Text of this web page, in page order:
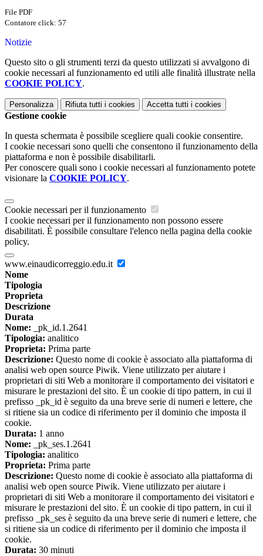
File PDF
Contatore click: 57
Notizie
Questo sito o gli strumenti terzi da questo utilizzati si avvalgono di
cookie necessari al funzionamento ed utili alle finalità illustrate nella
COOKIE POLICY.
Personalizza Rifiuta tutti i cookies Accetta tutti i cookies
Gestione cookie
In questa schermata è possibile scegliere quali cookie consentire.
I cookie necessari sono quelli che consentono il funzionamento della
piattaforma e non è possibile disabilitarli.
Per conoscere quali sono i cookie necessari al funzionamento potete
visionare la COOKIE POLICY.
Cookie necessari per il funzionamento
I cookie necessari per il funzionamento non possono essere
disabilitati. È possibile consultare l'elenco nella pagina della cookie
policy.
www.einaudicorreggio.edu.it
Nome
Tipologia
Proprieta
Descrizione
Durata
Nome: _pk_id.1.2641
Tipologia: analitico
Proprieta: Prima parte
Descrizione: Questo nome di cookie è associato alla piattaforma di
analisi web open source Piwik. Viene utilizzato per aiutare i
proprietari di siti Web a monitorare il comportamento dei visitatori e
misurare le prestazioni del sito. È un cookie di tipo pattern, in cui il
prefisso _pk_id è seguito da una breve serie di numeri e lettere, che
si ritiene sia un codice di riferimento per il dominio che imposta il
cookie.
Durata: 1 anno
Nome: _pk_ses.1.2641
Tipologia: analitico
Proprieta: Prima parte
Descrizione: Questo nome di cookie è associato alla piattaforma di
analisi web open source Piwik. Viene utilizzato per aiutare i
proprietari di siti Web a monitorare il comportamento dei visitatori e
misurare le prestazioni del sito. È un cookie di tipo pattern, in cui il
prefisso _pk_ses è seguito da una breve serie di numeri e lettere, che
si ritiene sia un codice di riferimento per il dominio che imposta il
cookie.
Durata: 30 minuti